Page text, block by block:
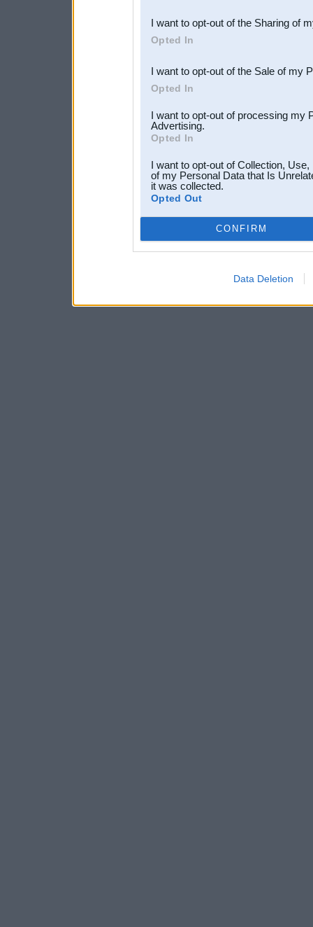
Downstream Participants
third parties.
I want to opt-out of the Sharing of
Opted In
I want to opt-out of the Sale of my
Opted In
I want to opt-out of processing my
Advertising.
Opted In
I want to opt-out of Collection,
of my Personal Data that Is
it was collected.
Opted Out
CONFIRM
Data Deletion